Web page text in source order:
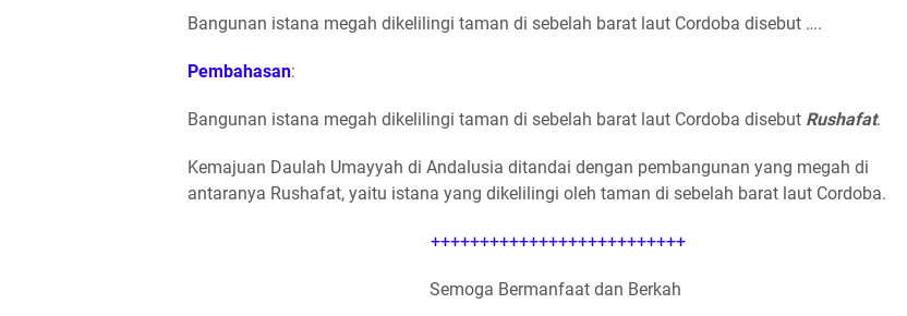
Bangunan istana megah dikelilingi taman di sebelah barat laut Cordoba disebut ….
Pembahasan:
Bangunan istana megah dikelilingi taman di sebelah barat laut Cordoba disebut Rushafat.
Kemajuan Daulah Umayyah di Andalusia ditandai dengan pembangunan yang megah di
antaranya Rushafat, yaitu istana yang dikelilingi oleh taman di sebelah barat laut Cordoba.
++++++++++++++++++++++++++
Semoga Bermanfaat dan Berkah